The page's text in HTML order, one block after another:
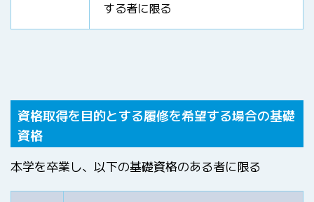
する者に限る
資格取得を目的とする履修を希望する場合の基礎
資格
本学を卒業し、以下の基礎資格のある者に限る